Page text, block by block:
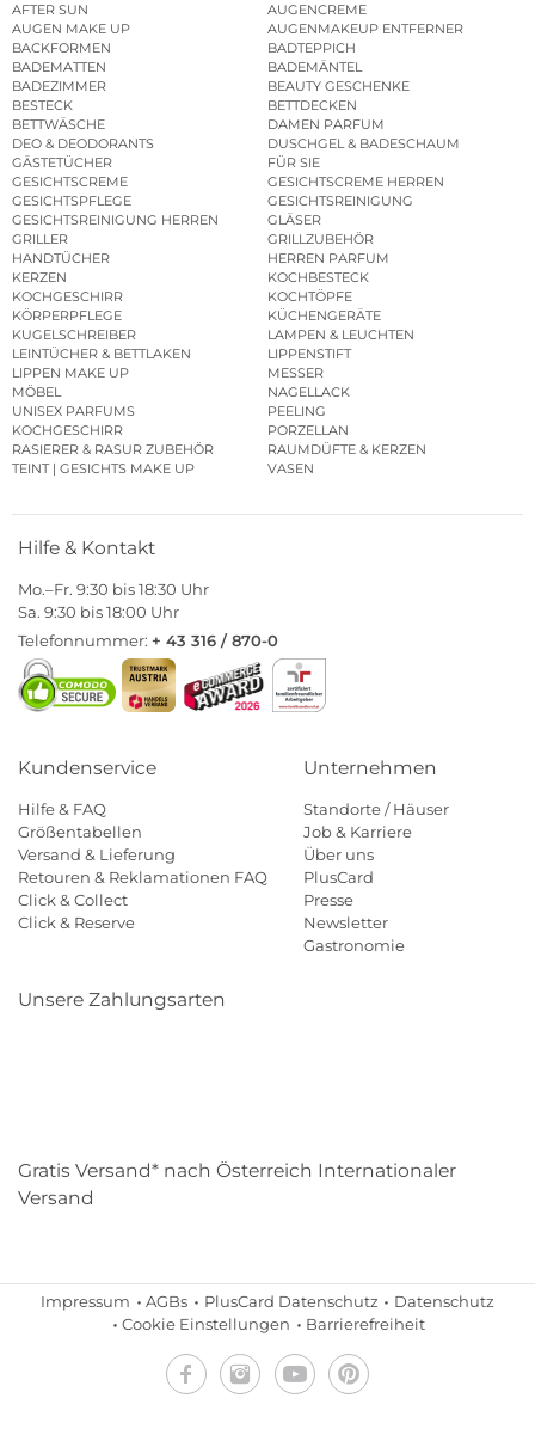
AFTER SUN
AUGENCREME
AUGEN MAKE UP
AUGENMAKEUP ENTFERNER
BACKFORMEN
BADTEPPICH
BADEMATTEN
BADEMÄNTEL
BADEZIMMER
BEAUTY GESCHENKE
BESTECK
BETTDECKEN
BETTWÄSCHE
DAMEN PARFUM
DEO & DEODORANTS
DUSCHGEL & BADESCHAUM
GÄSTETÜCHER
FÜR SIE
GESICHTSCREME
GESICHTSCREME HERREN
GESICHTSPFLEGE
GESICHTSREINIGUNG
GESICHTSREINIGUNG HERREN
GLÄSER
GRILLER
GRILLZUBEHÖR
HANDTÜCHER
HERREN PARFUM
KERZEN
KOCHBESTECK
KOCHGESCHIRR
KOCHTÖPFE
KÖRPERPFLEGE
KÜCHENGERÄTE
KUGELSCHREIBER
LAMPEN & LEUCHTEN
LEINTÜCHER & BETTLAKEN
LIPPENSTIFT
LIPPEN MAKE UP
MESSER
MÖBEL
NAGELLACK
UNISEX PARFUMS
PEELING
KOCHGESCHIRR
PORZELLAN
RASIERER & RASUR ZUBEHÖR
RAUMDÜFTE & KERZEN
TEINT | GESICHTS MAKE UP
VASEN
Hilfe & Kontakt
Mo.–Fr. 9:30 bis 18:30 Uhr
Sa. 9:30 bis 18:00 Uhr
Telefonnummer: + 43 316 / 870-0
Kundenservice
Hilfe & FAQ
Größentabellen
Versand & Lieferung
Retouren & Reklamationen FAQ
Click & Collect
Click & Reserve
Unternehmen
Standorte / Häuser
Job & Karriere
Über uns
PlusCard
Presse
Newsletter
Gastronomie
Unsere Zahlungsarten
Gratis Versand* nach Österreich Internationaler
Versand
Impressum AGBs PlusCard Datenschutz
Datenschutz
Cookie Einstellungen
Barrierefreiheit